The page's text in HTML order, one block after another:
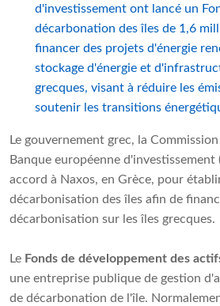
d'investissement ont lancé un
décarbonation des îles de 1,6
financer des projets d'énergie
stockage d'énergie et
grecques, visant à réduire les
soutenir les transitions
Le gouvernement grec, la
Banque européenne d'investissement
accord à Naxos, en Grèce, pour
décarbonisation des îles afin de
décarbonisation sur les îles grecques.
Le Fonds de développement des
une entreprise publique de gestion
de décarbonation de l'île.